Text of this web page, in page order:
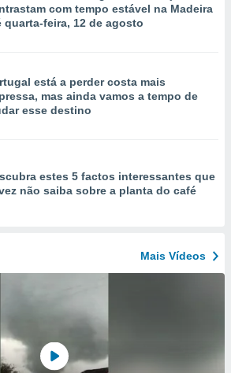
com tempo estável na Madeira
quarta-feira, 12 de agosto
está a perder costa mais
mas ainda vamos a tempo de
esse destino
estes 5 factos interessantes que
não saiba sobre a planta do café
Mais Vídeos